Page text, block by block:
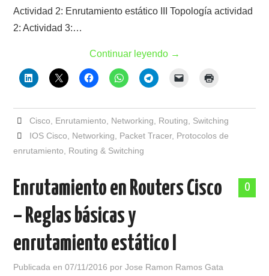
Actividad 2: Enrutamiento estático III Topología actividad
2: Actividad 3:…
Continuar leyendo →
Cisco Enrutamiento Networking Routing
Switching
IOS Cisco
Networking Packet Tracer, Protocolos de
enrutamiento
Routing & Switching
0
Enrutamiento en Routers Cisco
– Reglas básicas y
enrutamiento estático I
Publicada en07/11/2016 porJose Ramon Ramos Gata